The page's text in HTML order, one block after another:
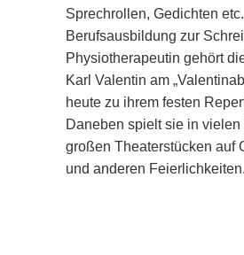
Sprechrollen, Gedichten
Berufsausbildung zur
Physiotherapeutin gehört
Karl Valentin am
heute zu ihrem festen
Daneben spielt sie in vielen
großen Theaterstücken auf
und anderen Feierlichkeiten.